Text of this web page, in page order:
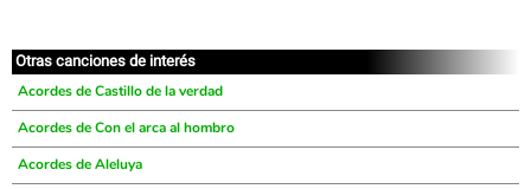
Otras canciones de interés
Acordes de Castillo de la verdad
Acordes de Con el arca al hombro
Acordes de Aleluya